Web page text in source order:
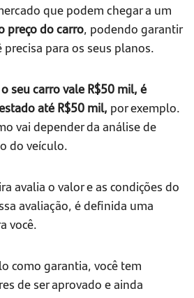
que podem chegar a um
preço do carro, podendo garantir
para os seus planos.
seu carro vale R$50 mil, é
até R$50 mil, por exemplo.
vai depender da análise de
do veículo.
avalia o valor e as condições do
avaliação, é definida uma
você.
como garantia, você tem
de ser aprovado e ainda